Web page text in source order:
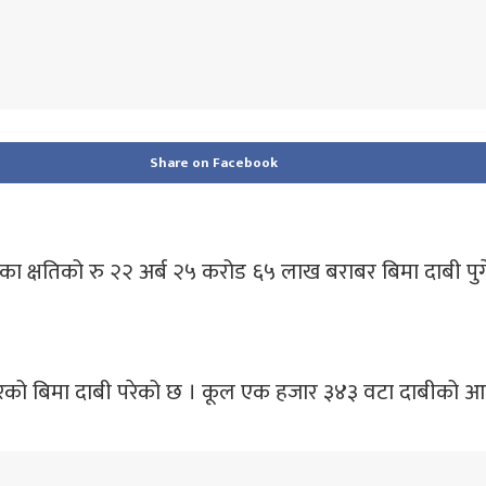
Share on Facebook
क्षतिको रु २२ अर्ब २५ करोड ६५ लाख बराबर बिमा दाबी
बिमा दाबी परेको छ । कूल एक हजार ३४३ वटा दाबीको